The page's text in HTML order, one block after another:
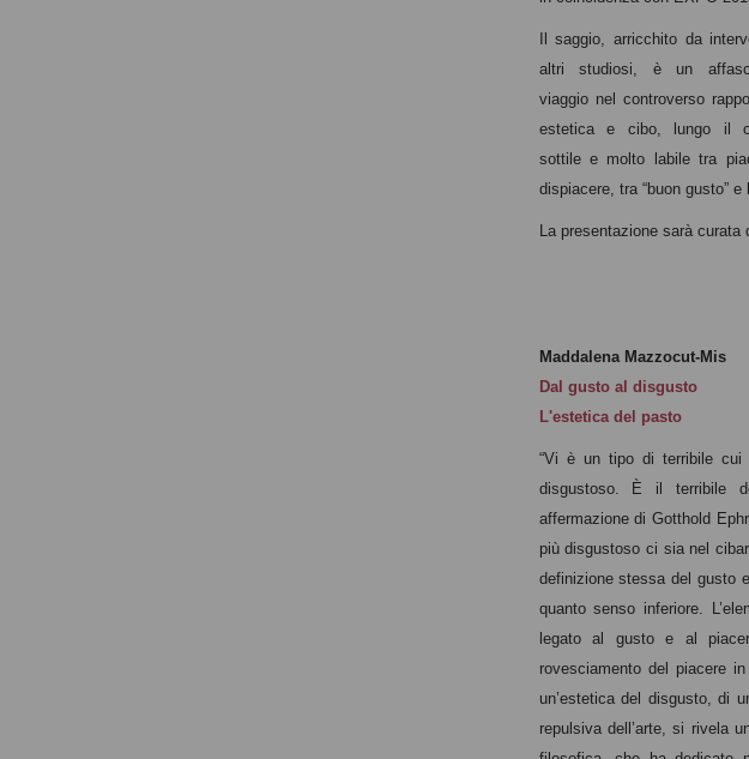
Il saggio, arricchito da
altri studiosi, è un
viaggio nel controverso
estetica e cibo, lungo il
sottile e molto labile tra
dispiacere, tra “buon gusto” e
La presentazione sarà curata
Maddalena Mazzocut-Mis
Dal gusto al disgusto
L'estetica del pasto
“Vi è un tipo di terribile cui
disgustoso. È il terribile
affermazione di Gotthold
più disgustoso ci sia nel
definizione stessa del gusto
quanto senso inferiore.
legato al gusto e al
rovesciamento del piacere
un’estetica del disgusto, di
repulsiva dell’arte, si rivela